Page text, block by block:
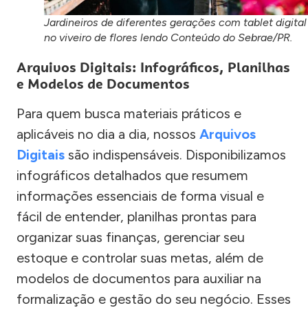
Jardineiros de diferentes gerações com tablet digital
no viveiro de flores lendo Conteúdo do Sebrae/PR.
Arquivos Digitais: Infográficos, Planilhas
e Modelos de Documentos
Para quem busca materiais práticos e
aplicáveis no dia a dia, nossos Arquivos
Digitais são indispensáveis. Disponibilizamos
infográficos detalhados que resumem
informações essenciais de forma visual e
fácil de entender, planilhas prontas para
organizar suas finanças, gerenciar seu
estoque e controlar suas metas, além de
modelos de documentos para auxiliar na
formalização e gestão do seu negócio. Esses